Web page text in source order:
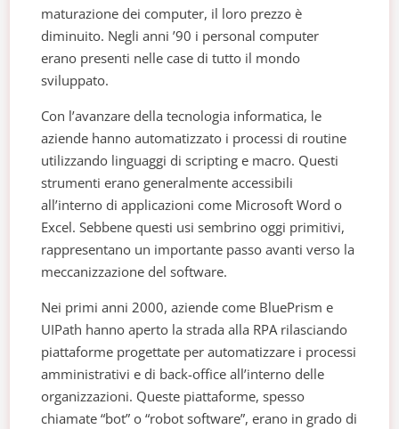
maturazione dei computer, il loro prezzo è
diminuito. Negli anni ’90 i personal computer
erano presenti nelle case di tutto il mondo
sviluppato.
Con l’avanzare della tecnologia informatica, le
aziende hanno automatizzato i processi di routine
utilizzando linguaggi di scripting e macro. Questi
strumenti erano generalmente accessibili
all’interno di applicazioni come Microsoft Word o
Excel. Sebbene questi usi sembrino oggi primitivi,
rappresentano un importante passo avanti verso la
meccanizzazione del software.
Nei primi anni 2000, aziende come BluePrism e
UIPath hanno aperto la strada alla RPA rilasciando
piattaforme progettate per automatizzare i processi
amministrativi e di back-office all’interno delle
organizzazioni. Queste piattaforme, spesso
chiamate “bot” o “robot software”, erano in grado di